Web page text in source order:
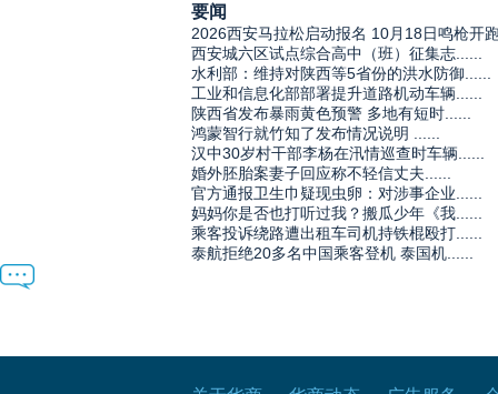
要闻
2026西安马拉松启动报名 10月18日鸣枪开
西安城六区试点综合高中（班）征集志......
水利部：维持对陕西等5省份的洪水防御......
工业和信息化部部署提升道路机动车辆......
陕西省发布暴雨黄色预警 多地有短时......
鸿蒙智行就竹知了发布情况说明 ......
汉中30岁村干部李杨在汛情巡查时车辆......
婚外胚胎案妻子回应称不轻信丈夫......
官方通报卫生巾疑现虫卵：对涉事企业......
妈妈你是否也打听过我？搬瓜少年《我......
乘客投诉绕路遭出租车司机持铁棍殴打......
泰航拒绝20多名中国乘客登机 泰国机......